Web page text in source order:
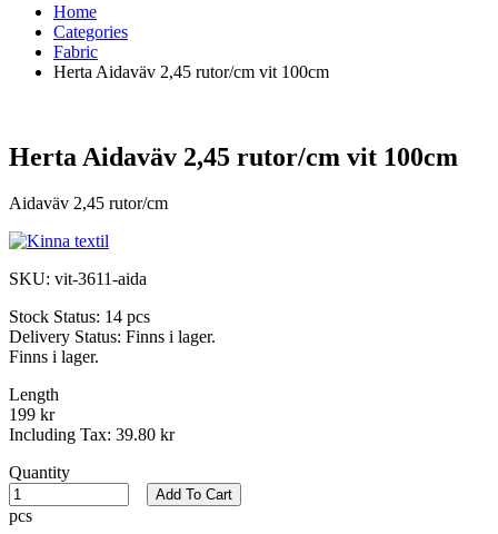
Home
Categories
Fabric
Herta Aidaväv 2,45 rutor/cm vit 100cm
Herta Aidaväv 2,45 rutor/cm vit 100cm
Aidaväv 2,45 rutor/cm
SKU: vit-3611-aida
Stock Status: 14 pcs
Delivery Status: Finns i lager.
Finns i lager.
Length
199 kr
Including Tax: 39.80 kr
Quantity
pcs
Add To Cart